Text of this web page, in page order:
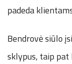
padeda
Bendrovė siūlo
sklypus, taip pat